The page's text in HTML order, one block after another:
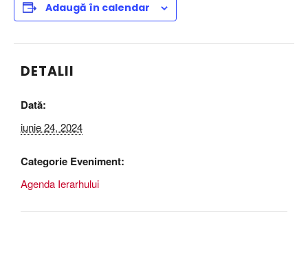
Adaugă în calendar
DETALII
Dată:
iunie 24, 2024
Categorie Eveniment:
Agenda Ierarhului